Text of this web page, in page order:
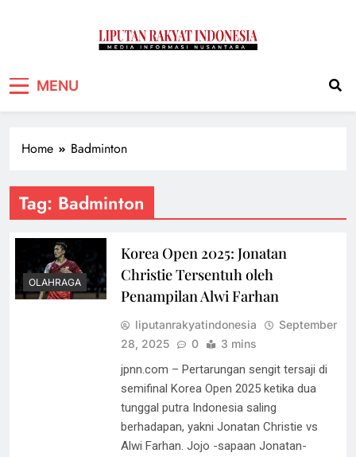
Indonesia
MENU
Home Badminton
Tag: Badminton
OLAHRAGA
Korea Open 2025: Jonatan
Christie Tersentuh oleh
Penampilan Alwi Farhan
liputanrakyatindonesia
September
28, 2025
0 3 mins
jpnn.com – Pertarungan sengit tersaji di
semifinal Korea Open 2025 ketika dua
tunggal putra Indonesia saling
berhadapan, yakni Jonatan Christie vs
Alwi Farhan. Jojo -sapaan Jonatan-